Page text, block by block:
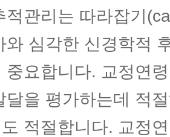
닉
클리닉
료클리닉
적관리는 따라잡기
와 심각한 신경학적
중요합니다. 교정연
달을 평가하는데 적
적절합니다. 교정